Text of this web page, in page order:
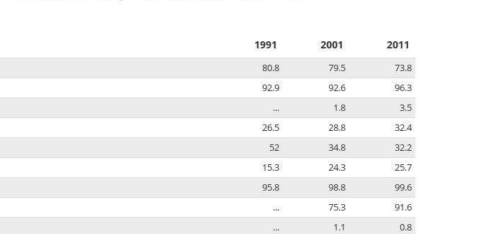
1991 2001 2011
80.8 79.5
73.8
92.9 92.6
96.3
... 1.8
3.5
26.5 28.8
32.4
52 34.8
32.2
15.3 24.3
25.7
95.8 98.8
99.6
... 75.3
91.6
... 1.1
0.8